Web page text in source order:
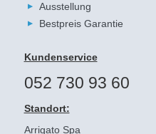
Ausstellung
Bestpreis Garantie
Kundenservice
052 730 93 60
Standort:
Arrigato Spa